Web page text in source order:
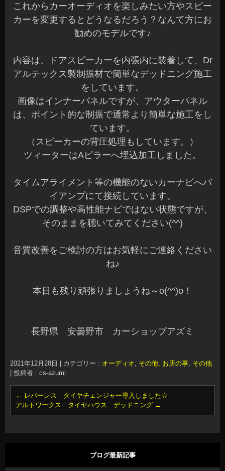
これからカーオーディオを楽しみたい方やスピー
カーを変更するとどうなるだろう？なんて方にお
勧めのモデルです♪
内容は、ドアスピーカーを内張内に装着して、Dr
アルテックス製制振材で簡単なデッドニング施工
をしています。
画像はインナーパネルですが、アウターパネル
は、ポイント的な制振で通常より簡単な施工をし
ています。
（スピーカーの背圧処理もしています。）
ツィーターはAピラーへ埋込加工しました。
タイムアライメント等の機能のないカーナビへバ
イアンプにて接続しています。
DSPでの調整や高性能ナビではない状態ですが、
そのままを聴いてみてください(^^)
音質改善をご検討の方はお気軽にご連絡ください
ね♪
本日も残り頑張りましょうね～o(^^)o！
長野県 安曇野市 カーショップアズミ
2021年12月28日 カテゴリー : オーディオ, その他, お店の事, その他
投稿者 : cs-azumi
← レバーレス タイヤチェンジャー導入しました☆
アルトワークス タイヤハウス デッドニング →
ブログ最新記事